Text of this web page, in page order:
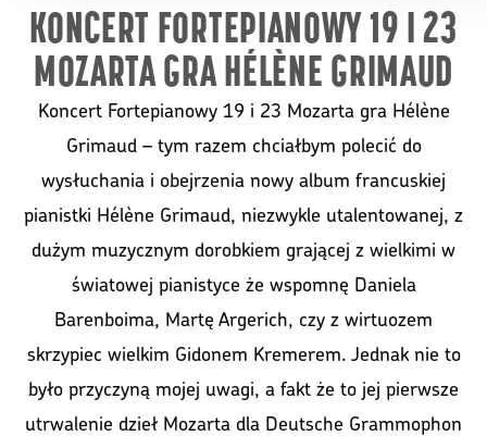
KONCERT FORTEPIANOWY 19 I 23
MOZARTA GRA HÉLÈNE GRIMAUD
Koncert Fortepianowy 19 i 23 Mozarta gra Hélène
Grimaud – tym razem chciałbym polecić do
wysłuchania i obejrzenia nowy album francuskiej
pianistki Hélène Grimaud, niezwykle utalentowanej, z
dużym muzycznym dorobkiem grającej z wielkimi w
światowej pianistyce że wspomnę Daniela
Barenboima, Martę Argerich, czy z wirtuozem
skrzypiec wielkim Gidonem Kremerem. Jednak nie to
było przyczyną mojej uwagi, a fakt że to jej pierwsze
utrwalenie dzieł Mozarta dla Deutsche Grammophon